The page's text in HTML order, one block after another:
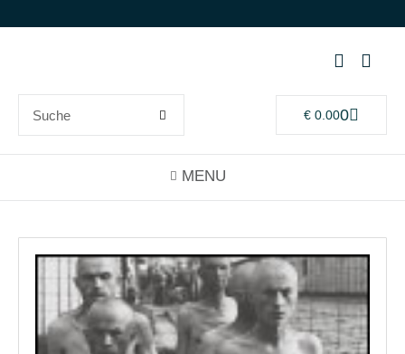
€0.000